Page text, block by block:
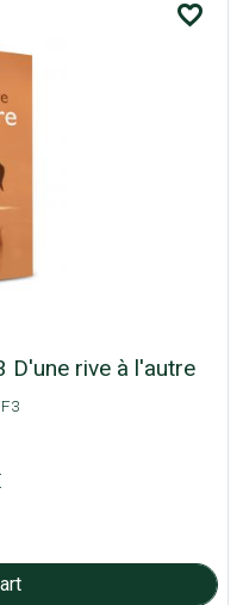
favorite_border
D'une rive à l'autre